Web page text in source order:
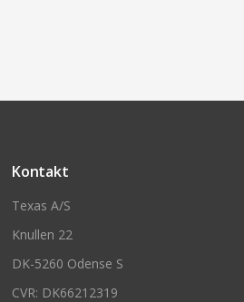
Kontakt
Texas A/S
Knullen 22
DK-5260 Odense S
CVR: DK66212319